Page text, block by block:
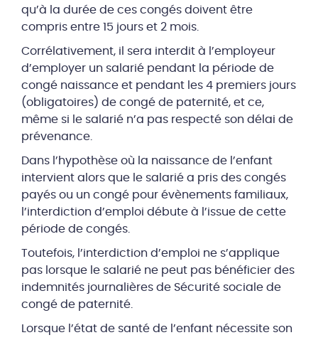
qu’à la durée de ces congés doivent être
compris entre 15 jours et 2 mois.
Corrélativement, il sera interdit à l’employeur
d’employer un salarié pendant la période de
congé naissance et pendant les 4 premiers jours
(obligatoires) de congé de paternité, et ce,
même si le salarié n’a pas respecté son délai de
prévenance.
Dans l’hypothèse où la naissance de l’enfant
intervient alors que le salarié a pris des congés
payés ou un congé pour évènements familiaux,
l’interdiction d’emploi débute à l’issue de cette
période de congés.
Toutefois, l’interdiction d’emploi ne s’applique
pas lorsque le salarié ne peut pas bénéficier des
indemnités journalières de Sécurité sociale de
congé de paternité.
Lorsque l’état de santé de l’enfant nécessite son